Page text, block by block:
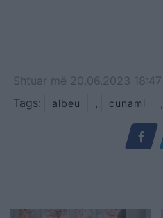
Shtuar më 20.06.2023 18:47
Tags:
albeu , cunami ,